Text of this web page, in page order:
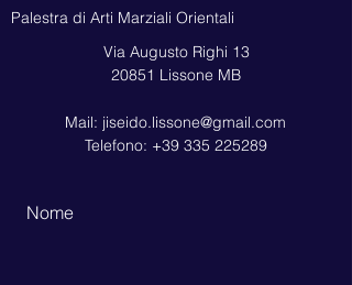
Palestra di Arti Marziali Orientali
Via Augusto Righi 13
20851 Lissone MB
Mail: jiseido.lissone@gmail.com
Telefono: +39 335 225289
Nome